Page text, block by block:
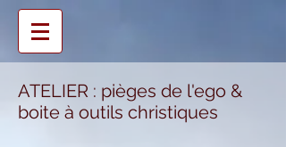
ATELIER : pièges de l'ego &
boite à outils christiques